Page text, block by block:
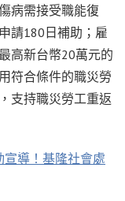
病需接受職能復
請180日補助；雇
高新台幣20萬元的
符合條件的職災勞
支持職災勞工重返
宣導！基隆社會處